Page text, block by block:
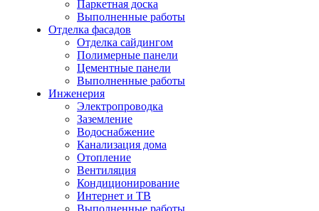
Паркетная доска
Выполненные работы
Отделка фасадов
Отделка сайдингом
Полимерные панели
Цементные панели
Выполненные работы
Инженерия
Электропроводка
Заземление
Водоснабжение
Канализация дома
Отопление
Вентиляция
Кондиционирование
Интернет и ТВ
Выполненные работы